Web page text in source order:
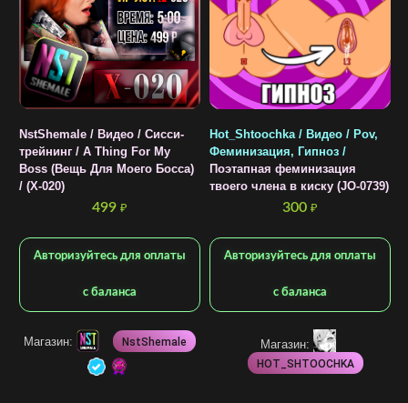
NstShemale / Видео / Cисси-
трейнинг / A Thing For My
Boss (Вещь Для Моего Босса)
/ (X-020)
499 ₽
Авторизуйтесь для оплаты
с баланса
Магазин: NstShemale
Hot_Shtoochka / Видео / Pov,
Феминизация, Гипноз /
Поэтапная феминизация
твоего члена в киску (JO-0739)
300 ₽
Авторизуйтесь для оплаты
с баланса
Магазин:
HOT_SHTOOCHKA